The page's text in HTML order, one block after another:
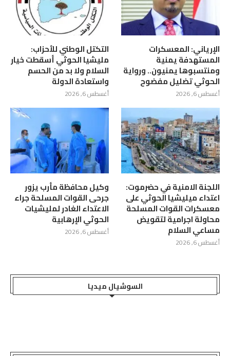
الإرياني: المعسكرات
المستهدفة يمنية
ومنتسبوها يمنيون.. ورواية
الحوثي تضليل مفضوح
أغسطس 6, 2026
التكتل الوطني للأحزاب:
مليشيا الحوثي أسقطت خيار
السلام ولا بد من الحسم
واستعادة الدولة
أغسطس 6, 2026
اللجنة الامنية في حضرموت:
اعتداء ميليشيا الحوثي على
معسكرات القوات المسلحة
محاولة اجرامية لتقويض
مساعي السلام
أغسطس 6, 2026
وكيل محافظة مأرب يزور
جرحى القوات المسلحة جراء
الاعتداء الغادر لمليشيات
الحوثي الإرهابية
أغسطس 6, 2026
السوشيال ميديا